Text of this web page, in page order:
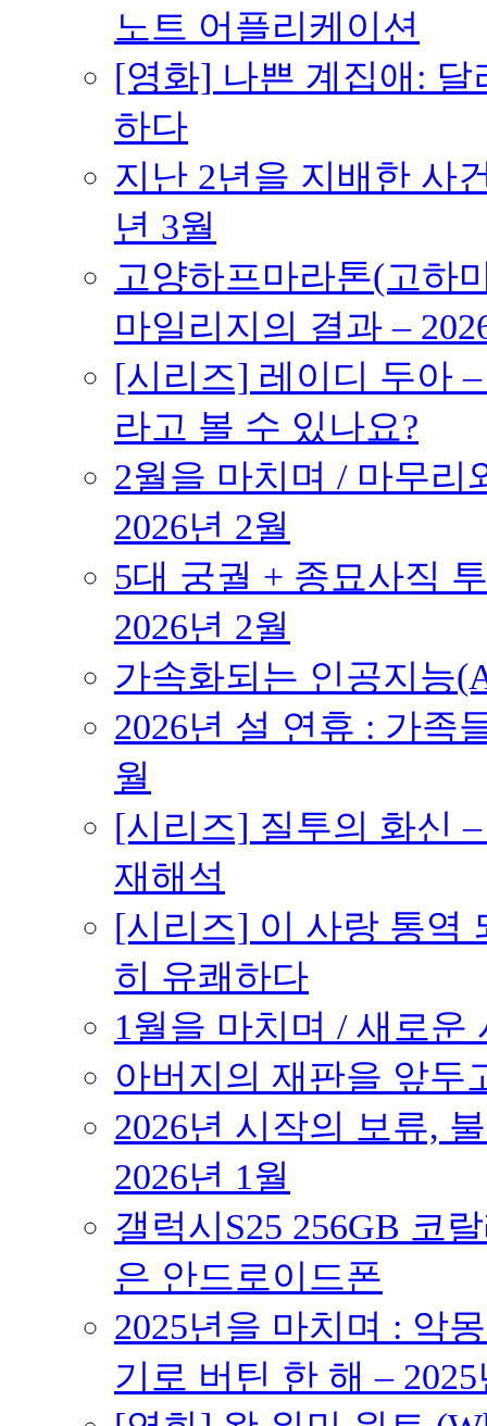
노트 어플리케이션
[영화] 나쁜 계집애:
하다
지난 2년을 지배한 사
년 3월
고양하프마라톤(고하
마일리지의 결과 –
[시리즈] 레이디 두아
라고 볼 수 있나요?
2월을 마치며 / 마무리
2026년 2월
5대 궁궐 + 종묘사직
2026년 2월
가속화되는 인공지능
2026년 설 연휴 : 가족
월
[시리즈] 질투의 화신
재해석
[시리즈] 이 사랑 통역
히 유쾌하다
1월을 마치며 / 새로운
아버지의 재판을 앞두
2026년 시작의 보류,
2026년 1월
갤럭시S25 256GB 코
은 안드로이드폰
2025년을 마치며 : 악
기로 버틴 한 해 –